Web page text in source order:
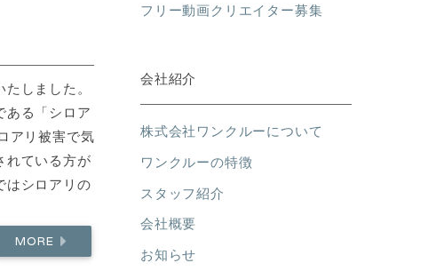
しました。
ある「シロア
アリ被害で気
れている方が
はシロアリの
MORE
フリー動画クリエイター募集
会社紹介
株式会社ワンクルーについて
ワンクルーの特徴
スタッフ紹介
会社概要
お知らせ